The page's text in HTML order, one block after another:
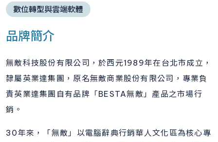
數位轉型與雲端軟體
品牌簡介
無敵科技股份有限公司，於西元1989年在台北市成立，
隸屬英業達集團，原名無敵商業股份有限公司，專業負
責英業達集團自有品牌「BESTA無敵」產品之市場行
銷。
30年來，「無敵」以電腦辭典行銷華人文化區為核心專